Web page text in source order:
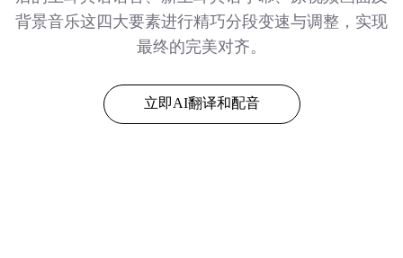
背景音乐这四大要素进行精巧分段变速与调整，实现
最终的完美对齐。
立即AI翻译和配音